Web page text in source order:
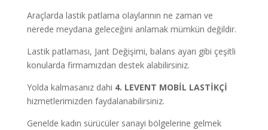
Araçlarda lastik patlama olaylarının ne zaman ve
nerede meydana geleceğini anlamak mümkün değildir.
Lastik patlaması, Jant Değişimi, balans ayarı gibi çeşitli
konularda firmamızdan destek alabilirsiniz.
Yolda kalmasanız dahi 4. LEVENT MOBİL LASTİKÇİ
hizmetlerimizden faydalanabilirsiniz.
Genelde kadın sürücüler sanayi bölgelerine gelmek